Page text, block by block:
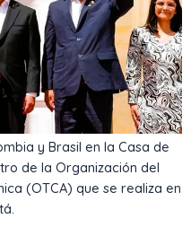
y Brasil en la Casa de
de la Organización del
(OTCA) que se realiza en